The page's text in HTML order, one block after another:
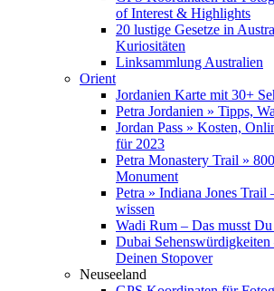
of Interest & Highlights
20 lustige Gesetze in
Kuriositäten
Linksammlung Australien
Orient
Jordanien Karte mit 30+
Petra Jordanien » Tipps,
Jordan Pass » Kosten,
für 2023
Petra Monastery Trail »
Monument
Petra » Indiana Jones Trail
wissen
Wadi Rum – Das musst
Dubai
Deinen Stopover
Neuseeland